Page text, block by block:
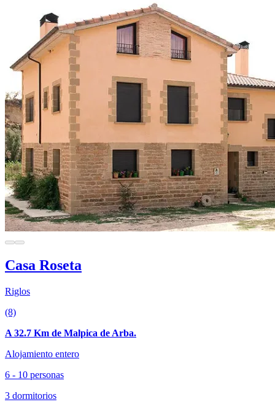
Casa Roseta
Riglos
(8)
A 32.7 Km de Malpica de Arba.
Alojamiento entero
6 - 10 personas
3 dormitorios